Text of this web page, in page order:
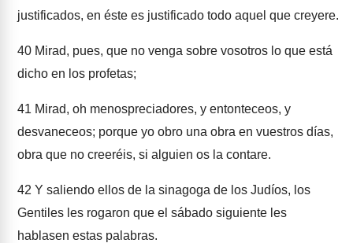
justificados, en éste es justificado todo aquel que creyere.
40 Mirad, pues, que no venga sobre vosotros lo que está
dicho en los profetas;
41 Mirad, oh menospreciadores, y entonteceos, y
desvaneceos; porque yo obro una obra en vuestros días,
obra que no creeréis, si alguien os la contare.
42 Y saliendo ellos de la sinagoga de los Judíos, los
Gentiles les rogaron que el sábado siguiente les
hablasen estas palabras.